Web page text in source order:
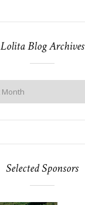
Lolita Blog Archives
Selected Sponsors